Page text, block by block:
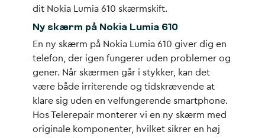
dit Nokia Lumia 610 skærmskift.
Ny skærm på Nokia Lumia 610
En ny skærm på Nokia Lumia 610 giver dig en
telefon, der igen fungerer uden problemer og
gener. Når skærmen går i stykker, kan det
være både irriterende og tidskrævende at
klare sig uden en velfungerende smartphone.
Hos Telerepair monterer vi en ny skærm med
originale komponenter, hvilket sikrer en høj